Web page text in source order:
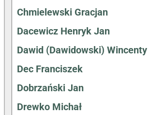
Chmielewski Gracjan
Dacewicz Henryk Jan
Dawid (Dawidowski) Wincenty
Dec Franciszek
Dobrzański Jan
Drewko Michał